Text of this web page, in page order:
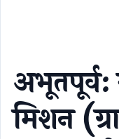
अभूतपूर्व:
मिशन